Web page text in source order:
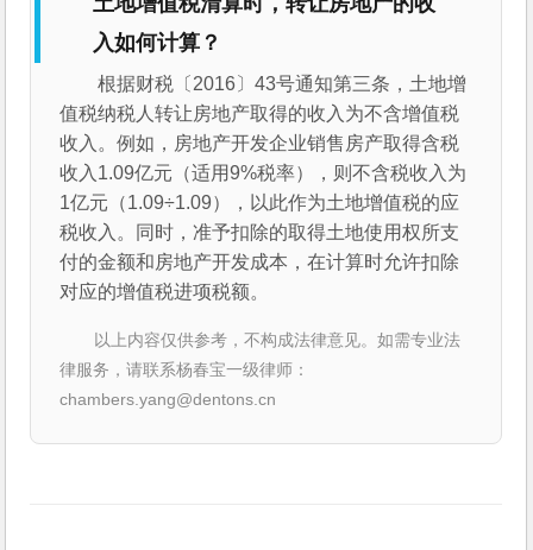
入如何计算？
根据财税〔2016〕43号通知第三条，土地增
值税纳税人转让房地产取得的收入为不含增值税
收入。例如，房地产开发企业销售房产取得含税
收入1.09亿元（适用9%税率），则不含税收入为
1亿元（1.09÷1.09），以此作为土地增值税的应
税收入。同时，准予扣除的取得土地使用权所支
付的金额和房地产开发成本，在计算时允许扣除
对应的增值税进项税额。
以上内容仅供参考，不构成法律意见。如需专业法
律服务，请联系杨春宝一级律师：
chambers.yang@dentons.cn